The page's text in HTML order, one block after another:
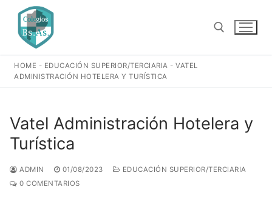
contenido
Buscar:
HOME - EDUCACIÓN SUPERIOR/TERCIARIA -VATEL
ADMINISTRACIÓN HOTELERA Y TURÍSTICA
Vatel Administración Hotelera y
Turística
ADMIN 01/08/2023
EDUCACIÓN SUPERIOR/TERCIARIA
0 COMENTARIOS